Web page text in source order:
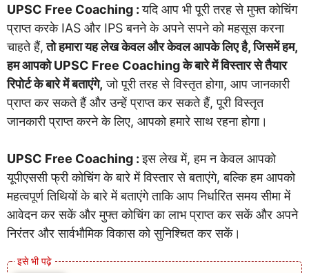
UPSC Free Coaching :यदि आप भी पूरी तरह से मुफ्त कोचिंग
प्राप्त करके IAS और IPS बनने के अपने सपने को महसूस करना
चाहते हैं,तो हमारा यह लेख केवल और केवल आपके लिए है, जिसमें हम,
हम आपको UPSC Free Coaching के बारे में विस्तार से तैयार
रिपोर्ट के बारे में बताएंगे, जो पूरी तरह से विस्तृत होगा, आप जानकारी
प्राप्त कर सकते हैं और उन्हें प्राप्त कर सकते हैं, पूरी विस्तृत
जानकारी प्राप्त करने के लिए, आपको हमारे साथ रहना होगा।
UPSC Free Coaching :इस लेख में, हम न केवल आपको
यूपीएससी फ्री कोचिंग के बारे में विस्तार से बताएंगे, बल्कि हम आपको
महत्वपूर्ण तिथियों के बारे में बताएंगे ताकि आप निर्धारित समय सीमा में
आवेदन कर सकें और मुफ्त कोचिंग का लाभ प्राप्त कर सकें और अपने
निरंतर और सार्वभौमिक विकास को सुनिश्चित कर सकें।